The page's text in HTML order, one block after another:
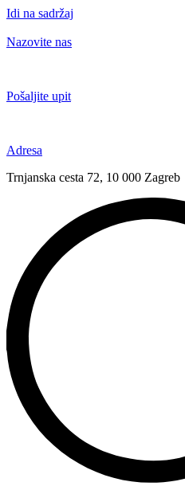
Idi na sadržaj
Nazovite nas
Pošaljite upit
Adresa
Trnjanska cesta 72, 10 000 Zagreb